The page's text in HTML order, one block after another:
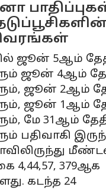
ஜூன் 5ஆம்
ஜூன் 4ஆம்
ஜூன் 2ஆம்
ஜூன் 1ஆம்
மே 31ஆம்
பதிவாகி
379ஆக
கடந்த 24